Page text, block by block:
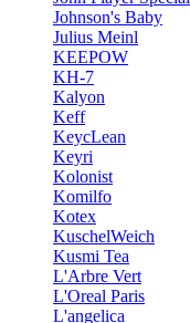
Johnson's Baby
Julius Meinl
KEEPOW
KH-7
Kalyon
Keff
KeycLean
Keyri
Kolonist
Komilfo
Kotex
KuschelWeich
Kusmi Tea
L'Arbre Vert
L'Oreal Paris
L'angelica